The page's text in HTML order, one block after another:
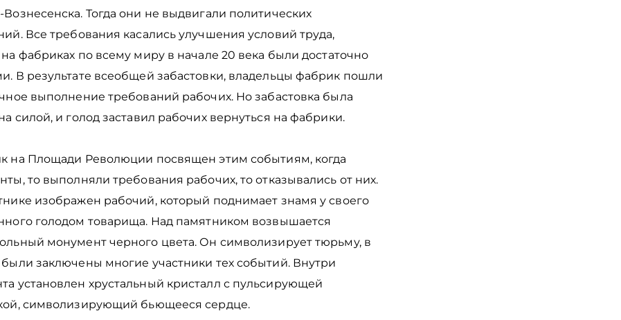
Тогда они не выдвигали политических
Все требования касались улучшения условий труда,
фабриках по всему миру в начале 20 века были достаточно
В результате всеобщей забастовки, владельцы фабрик пошли
выполнение требований рабочих. Но забастовка была
силой, и голод заставил рабочих вернуться на фабрики.
на Площади Революции посвящен этим событиям, когда
то выполняли требования рабочих, то отказывались от них.
изображен рабочий, который поднимает знамя у своего
голодом товарища. Над памятником возвышается
монумент черного цвета. Он символизирует тюрьму, в
заключены многие участники тех событий. Внутри
установлен хрустальный кристалл с пульсирующей
символизирующий бьющееся сердце.